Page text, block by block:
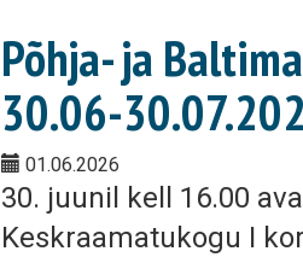
Põhja- ja
30.06-
01.06.2026
30. juunil kell 16.00
Keskraamatukogu I